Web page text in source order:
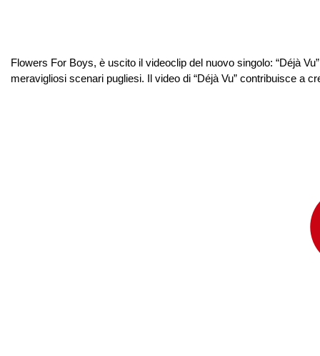
Flowers For Boys, è uscito il videoclip del nuovo singolo: “Déjà
meravigliosi scenari pugliesi. Il video di “Déjà Vu” contribuisce a